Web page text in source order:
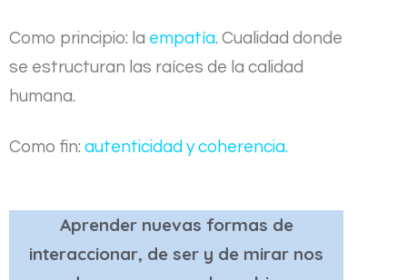
Como principio: la empatía. Cualidad donde
se estructuran las raíces de la calidad
humana.
Como fin: autenticidad y coherencia.
Aprender nuevas formas de
interaccionar, de ser y de mirar nos